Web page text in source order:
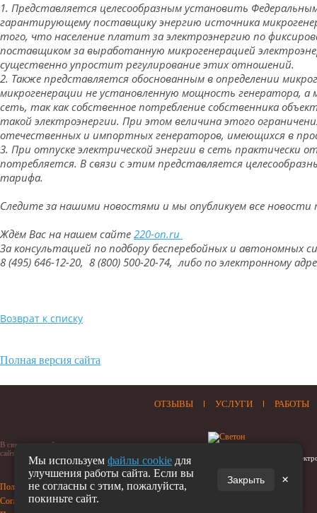
1. Представляется целесообразным установить
гарантирующему поставщику энергию источника
того, что население платит за электроэнергию по
поставщиком за выработанную микрогенерацией
существенно упростит регулирование этих отношений.
2. Также представляется обоснованным в определении
микрогенерации не установленную мощность генератора,
сеть, так как собственное потребление собственника
такой электроэнергии. При этом величина этого
отечественных и импортных генераторов, имеющихся в
3. При отпуске электрической энергии в сеть
потребляется. В связи с этим представляется
тарифа.
Следите за нашими новостями и мы опубликуем все
Ждём Вас на нашем сайте 220-on.ru
За консультацией по подбору бесперебойных и
8 (495) 646-12-20, 8 (800) 500-20-74, либо по электронному
Возврат к списку
Полная версия сайта
ОТЗЫВЫ УСЛУГИ РАБОТЫ
В связи с нестабильностью отечественного рынка, цены на
сайте могут незначительно отличаться от установленных
© Светон - Автономное
Политика конфиденциальности
Соглашение на обработку персональных данных
Мы используем файлы cookie для
улучшения работы сайта. Если вы
не согласны с этим, пожалуйста,
покиньте сайт.
Закрыть ×